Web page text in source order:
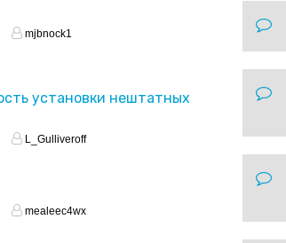
mjbnock1
установки нештатных
L_Gulliveroff
mealeec4wx